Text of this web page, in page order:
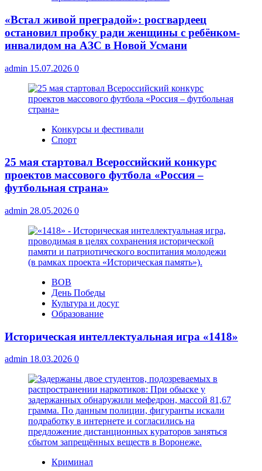
«Встал живой преградой»: росгвардеец
остановил пробку ради женщины с ребёнком-
инвалидом на АЗС в Новой Усмани
admin 15.07.2026 0
Конкурсы и фестивали
Спорт
25 мая стартовал Всероссийский конкурс
проектов массового футбола «Россия –
футбольная страна»
admin 28.05.2026 0
ВОВ
День Победы
Культура и досуг
Образование
Историческая интеллектуальная игра «1418»
admin 18.03.2026 0
Криминал